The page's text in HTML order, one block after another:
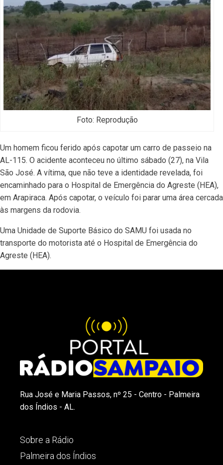
Foto: Reprodução
Um homem ficou ferido após capotar um carro de passeio na
AL-115. O acidente aconteceu no último sábado (27), na Vila
São José. A vítima, que não teve a identidade revelada, foi
encaminhado para o Hospital de Emergência do Agreste (HEA),
em Arapiraca. Após capotar, o veículo foi parar uma área cercada
às margens da rodovia.
Uma Unidade de Suporte Básico do SAMU foi usada no
transporte do motorista até o Hospital de Emergência do
Agreste (HEA).
Rua José e Maria Passos, nº 25 - Centro - Palmeira
dos Índios - AL.
Sobre a Rádio
Palmeira dos Índios